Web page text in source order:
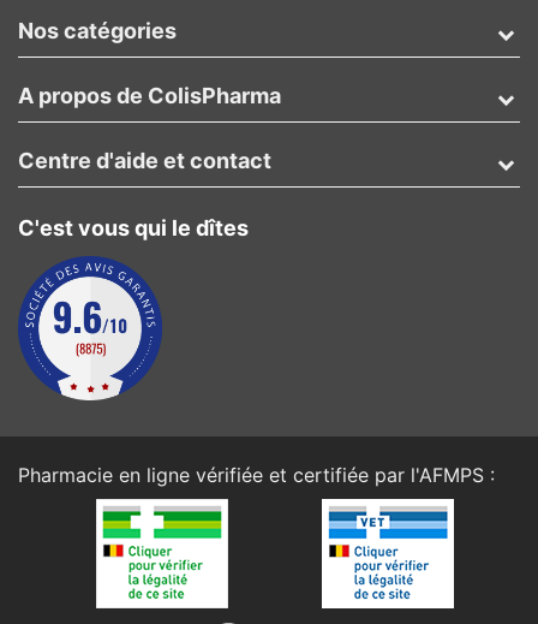
Nos catégories
A propos de ColisPharma
C'est vous qui le dîtes
Centre d'aide et contact
Pharmacie en ligne vérifiée et certifiée par l'AFMPS :